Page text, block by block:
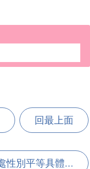
回最上面
性別平等具體...